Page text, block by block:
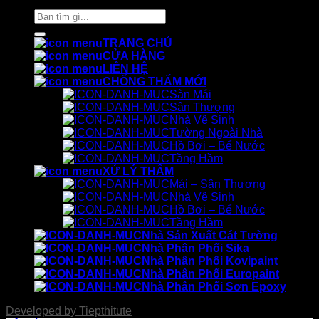
Tìm
kiếm:
TRANG CHỦ
CỬA HÀNG
LIÊN HỆ
CHỐNG THẤM MỚI
Sàn Mái
Sân Thượng
Nhà Vệ Sinh
Tường Ngoài Nhà
Hồ Bơi – Bể Nước
Tầng Hầm
XỬ LÝ THẤM
Mái – Sân Thượng
Nhà Vệ Sinh
Hồ Bơi – Bể Nước
Tầng Hầm
Nhà Sản Xuất Cát Tường
Nhà Phân Phối Sika
Nhà Phân Phối Kovipaint
Nhà Phân Phối Europaint
Nhà Phân Phối Sơn Epoxy
Developed by Tiepthitute